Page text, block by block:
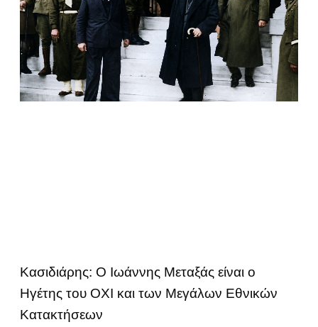
Κασιδιάρης: Ο Ιωάννης Μεταξάς είναι ο
Ηγέτης του ΟΧΙ και των Μεγάλων Εθνικών
Κατακτήσεων